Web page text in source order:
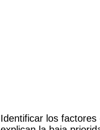
Identificar los factores